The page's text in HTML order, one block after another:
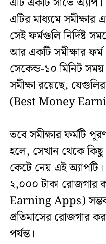
এটির মাধ্যমে সমীক্ষার
সেই ফর্মগুলি নির্দিষ্ট
আর একটি সমীক্ষার
সেকেন্ড-১০ মিনিট
সমীক্ষা রয়েছে,
(Best Money
তবে সমীক্ষার ফর্মটি
হলে, সেখান থেকে
কেটে নেয় এই
২,০০০ টাকা
Earning Apps)
প্রতিমাসের রোজগার
পর্যন্ত।